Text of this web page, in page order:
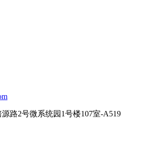
路2号微系统园1号楼107室-A519